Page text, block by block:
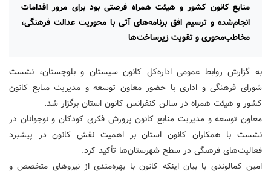
منابع کانون کشور و هیئت همراه فرصتی بود برای مرور اقدامات
انجام‌شده و ترسیم افق برنامه‌های آتی با محوریت عدالت فرهنگی،
مخاطب‌محوری و تقویت زیرساخت‌ها
به گزارش روابط عمومی اداره‌کل کانون سیستان و بلوچستان، نشست
شورای فرهنگی و اداری با حضور معاون توسعه و مدیریت منابع کانون
کشور و هیئت همراه در سالن کنفرانس کانون استان برگزار شد.
معاون توسعه و مدیریت منابع کانون پرورش فکری کودکان و نوجوانان در
نشست با همکاران کانون استان بر اهمیت نقش کانون در پیشبرد
فعالیت‌های فرهنگی در سطح شهرستان‌ها تأکید کرد.
امین کمالوندی با بیان اینکه کانون با بهره‌مندی از نیروهای متخصص و